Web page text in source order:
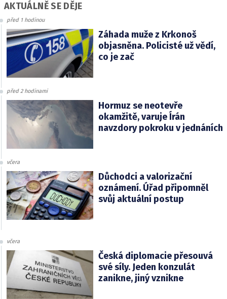
AKTUÁLNĚ SE DĚJE
před 1 hodinou
Záhada muže z Krkonoš
objasněna. Policisté už vědí,
co je zač
před 2 hodinami
Hormuz se neotevře
okamžitě, varuje Írán
navzdory pokroku v jednáních
včera
Důchodci a valorizační
oznámení. Úřad připomněl
svůj aktuální postup
včera
Česká diplomacie přesouvá
své síly. Jeden konzulát
zanikne, jiný vznikne